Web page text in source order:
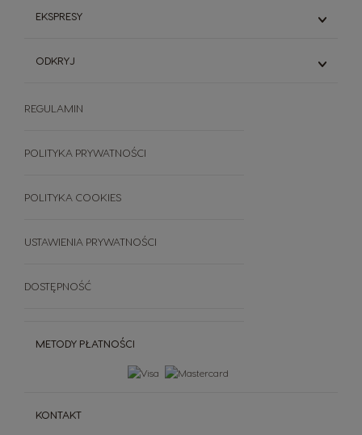
Kawy Czarne
Napoje kakaowe
Wszystkie smaki
EKSPRESY
Akcesoria
ODKRYJ
Świat Kawy
FAQ
METODY PŁATNOŚCI
KONTAKT
REGULAMIN
POLITYKA PRYWATNOŚCI
POLITYKA COOKIES
USTAWIENIA PRYWATNOŚCI
DOSTĘPNOŚĆ